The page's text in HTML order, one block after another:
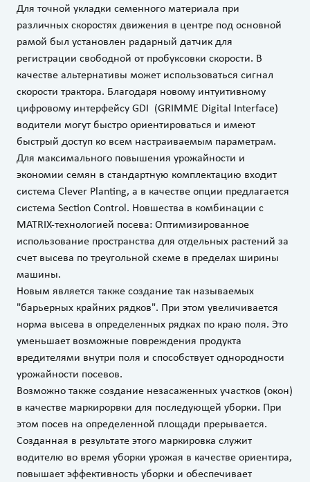
Для точной укладки семенного материала при
различных скоростях движения в центре под основной
рамой был установлен радарный датчик для
регистрации свободной от пробуксовки скорости. В
качестве альтернативы может использоваться сигнал
скорости трактора. Благодаря новому интуитивному
цифровому интерфейсу GDI (GRIMME Digital Interface)
водители могут быстро ориентироваться и имеют
быстрый доступ ко всем настраиваемым параметрам.
Для максимального повышения урожайности и
экономии семян в стандартную комплектацию входит
система Clever Planting, а в качестве опции предлагается
система Section Control. Новшества в комбинации с
MATRIX-технологией посева: Оптимизированное
использование пространства для отдельных растений за
счет высева по треугольной схеме в пределах ширины
машины.
Новым является также создание так называемых
"барьерных крайних рядков". При этом увеличивается
норма высева в определенных рядках по краю поля. Это
уменьшает возможные повреждения продукта
вредителями внутри поля и способствует однородности
урожайности посевов.
Возможно также создание незасаженных участков (окон)
в качестве маркирорвки для последующей уборки. При
этом посев на определенной площади прерывается.
Созданная в результате этого маркировка служит
водителю во время уборки урожая в качестве ориентира,
повышает эффективность уборки и обеспечивает